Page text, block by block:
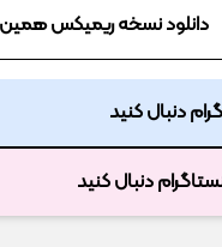
دانلود نسخه ریمیکس
دنبال کنید
دنبال کنید